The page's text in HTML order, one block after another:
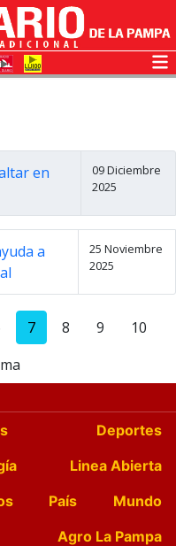
en
09 Diciembre
2025
a
25 Noviembre
2025
7 8 9
10
Deportes
Linea Abierta
País
Mundo
Agro La Pampa